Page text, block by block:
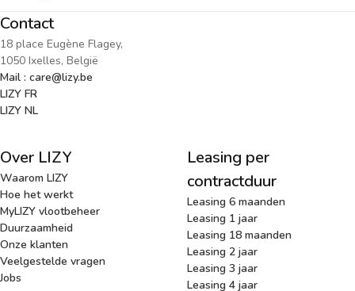
Contact
18 place Eugène Flagey,
1050 Ixelles, België
Mail : care@lizy.be
LIZY FR
LIZY NL
Over LIZY
Waarom LIZY
Hoe het werkt
MyLIZY vlootbeheer
Duurzaamheid
Onze klanten
Veelgestelde vragen
Jobs
Leasing per
contractduur
Leasing 6 maanden
Leasing 1 jaar
Leasing 18 maanden
Leasing 2 jaar
Leasing 3 jaar
Leasing 4 jaar